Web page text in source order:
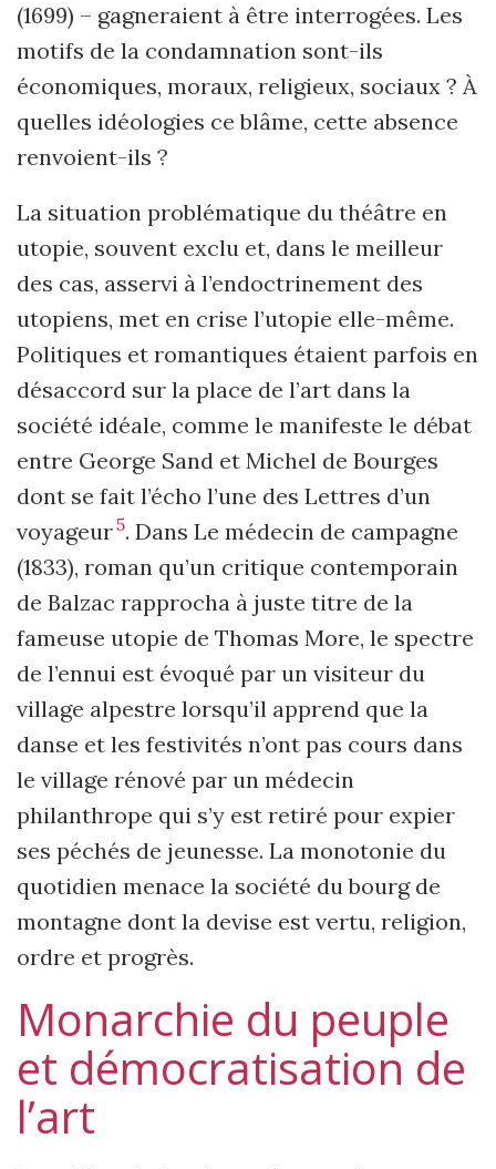
(1699) – gagneraient à être interrogées. Les
motifs de la condamnation sont-ils
économiques, moraux, religieux, sociaux ? À
quelles idéologies ce blâme, cette absence
renvoient-ils ?
La situation problématique du théâtre en
utopie, souvent exclu et, dans le meilleur
des cas, asservi à l’endoctrinement des
utopiens, met en crise l’utopie elle-même.
Politiques et romantiques étaient parfois en
désaccord sur la place de l’art dans la
société idéale, comme le manifeste le débat
entre George Sand et Michel de Bourges
dont se fait l’écho l’une des Lettres d’un
voyageur5. Dans Le médecin de campagne
(1833), roman qu’un critique contemporain
de Balzac rapprocha à juste titre de la
fameuse utopie de Thomas More, le spectre
de l’ennui est évoqué par un visiteur du
village alpestre lorsqu’il apprend que la
danse et les festivités n’ont pas cours dans
le village rénové par un médecin
philanthrope qui s’y est retiré pour expier
ses péchés de jeunesse. La monotonie du
quotidien menace la société du bourg de
montagne dont la devise est vertu, religion,
ordre et progrès.
Monarchie du peuple
et démocratisation de
l’art